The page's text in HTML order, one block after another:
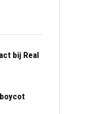
bij Real